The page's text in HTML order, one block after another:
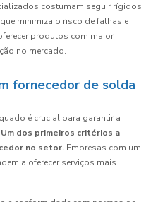
costumam seguir rígidos
minimiza o risco de falhas e
produtos com maior
no mercado.
fornecedor de solda
é crucial para garantir a
Um dos primeiros critérios a
no setor. Empresas com um
a oferecer serviços mais